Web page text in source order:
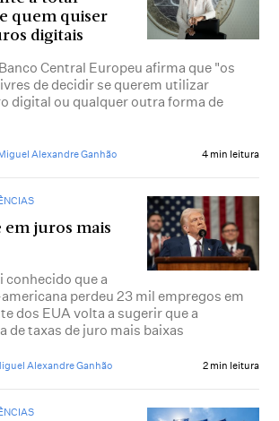
quem quiser
digitais
Central Europeu afirma que "os
de decidir se querem utilizar
digital ou qualquer outra forma de
Alexandre Ganhão 4 min leitura
juros mais
conhecido que a
perdeu 23 mil empregos em
dos EUA volta a sugerir que a
de taxas de juro mais baixas
Alexandre Ganhão 2 min leitura